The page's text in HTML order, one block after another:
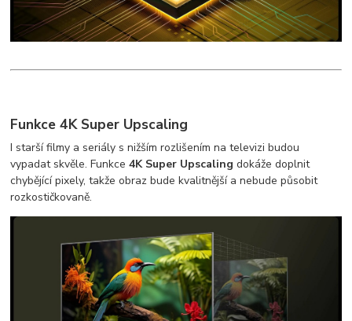
Funkce 4K Super Upscaling
I starší filmy a seriály s nižším rozlišením na televizi budou
vypadat skvěle. Funkce4K Super Upscaling dokáže doplnit
chybějící pixely, takže obraz bude kvalitnější a nebude působit
rozkostičkovaně.